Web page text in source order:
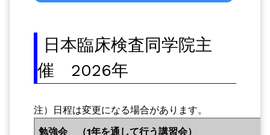
日本臨床検査同学院主
催 2026年
注）日程は変更になる場合があります。
勉強会 （1年を通して行う講習会）